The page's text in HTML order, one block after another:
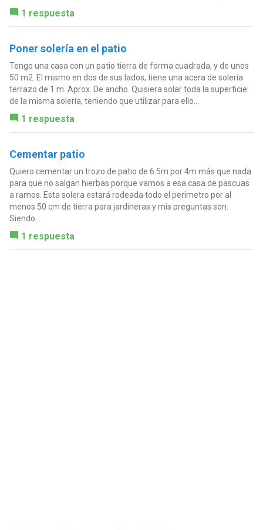
1 respuesta
Poner solería en el patio
Tengo una casa con un patio tierra de forma cuadrada, y de unos
50 m2. El mismo en dos de sus lados, tiene una acera de solería
terrazo de 1 m. Aprox. De ancho. Quisiera solar toda la superficie
de la misma solería, teniendo que utilizar para ello...
1 respuesta
Cementar patio
Quiero cementar un trozo de patio de 6.5m por 4m más que nada
para que no salgan hierbas porque vamos a esa casa de pascuas
a ramos. Esta solera estará rodeada todo el perímetro por al
menos 50 cm de tierra para jardineras y mis preguntas son:
Siendo...
1 respuesta